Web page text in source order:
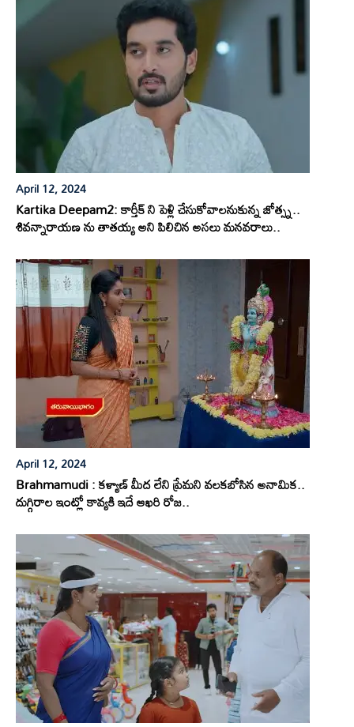
April 12, 2024
Kartika Deepam2: కార్తీక్ ని పెళ్లి చేసుకోవాలనుకున్న జోత్స్న..
శివన్నారాయణ ను తాతయ్య అని పిలిచిన అసలు మనవరాలు..
April 12, 2024
Brahmamudi : కళ్యాణ్ మీద లేని ప్రేమని వలకబోసిన అనామిక..
దుగ్గిరాల ఇంట్లో కావ్యకి ఇదే ఆఖరి రోజ..